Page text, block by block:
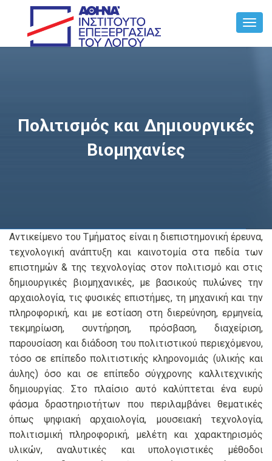
Πολιτισμός και Δημιουργικές
Βιομηχανίες
Αντικείμενο του Τμήματος είναι η διεπιστημονική έρευνα,
τεχνολογική ανάπτυξη και καινοτομία στα πεδία των
επιστημών & της τεχνολογίας στον πολιτισμό και στις
δημιουργικές βιομηχανικές, με βασικούς πυλώνες την
αρχαιολογία, τις φυσικές επιστήμες, τη μηχανική και την
πληροφορική, και με εστίαση στη διερεύνηση, ερμηνεία,
τεκμηρίωση, συντήρηση, πρόσβαση, διαχείριση,
παρουσίαση και διάδοση του πολιτιστικού περιεχόμενου,
τόσο σε επίπεδο πολιτιστικής κληρονομιάς (υλικής και
άυλης) όσο και σε επίπεδο σύγχρονης καλλιτεχνικής
δημιουργίας. Στο πλαίσιο αυτό καλύπτεται ένα ευρύ
φάσμα δραστηριοτήτων που περιλαμβάνει θεματικές
όπως ψηφιακή αρχαιολογία, μουσειακή τεχνολογία,
πολιτισμική πληροφορική, μελέτη και χαρακτηρισμός
υλικών, αναλυτικές και υπολογιστικές μέθοδοι